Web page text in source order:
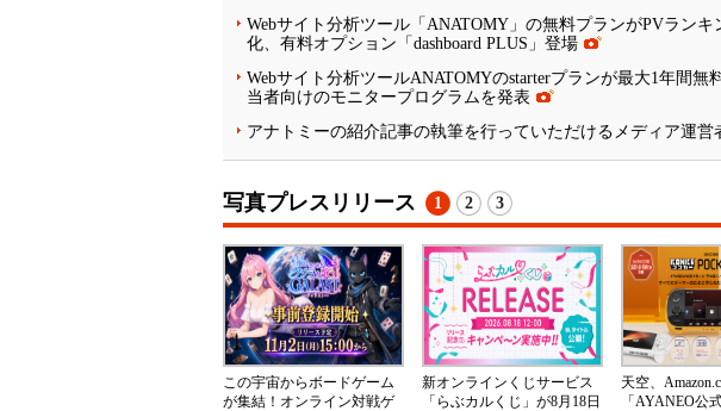
Webサイト分析ツール「ANATOMY」の無料プランがPVラン
化、有料オプション「dashboard PLUS」登場
Webサイト分析ツールANATOMYのstarterプランが最大1年間無
当者向けのモニタープログラムを発表
アナトミーの紹介記事の執筆を行っていただけるメディア運営
写真プレスリリース 1 2 3
この宇宙からボードゲーム
が集結！オンライン対戦ゲ
新オンラインくじサービス
「らぶカルくじ」が8月18日
天空、
「AYANEO公